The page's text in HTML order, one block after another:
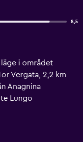
8,5
i området
Vergata, 2,2 km
Anagnina
Lungo
har
och eget badrum.